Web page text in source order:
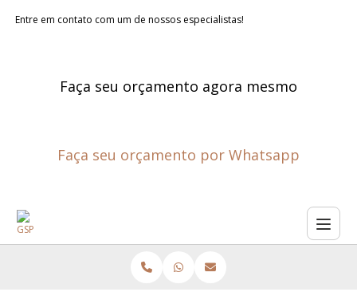
Entre em contato com um de nossos especialistas!
Faça seu orçamento agora mesmo
Faça seu orçamento por Whatsapp